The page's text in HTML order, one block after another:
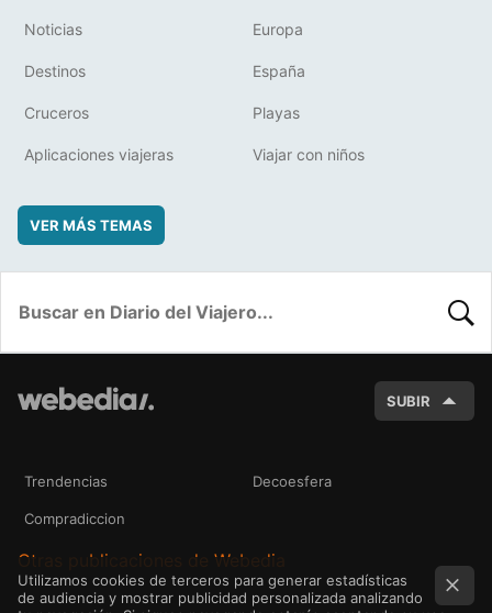
Noticias Europa
Destinos España
Cruceros Playas
Aplicaciones viajeras Viajar con niños
VER MÁS TEMAS
SUBIR
Trendencias Decoesfera
Compradiccion
Otras publicaciones de Webedia
Utilizamos cookies de terceros para generar estadísticas
de audiencia y mostrar publicidad personalizada analizando